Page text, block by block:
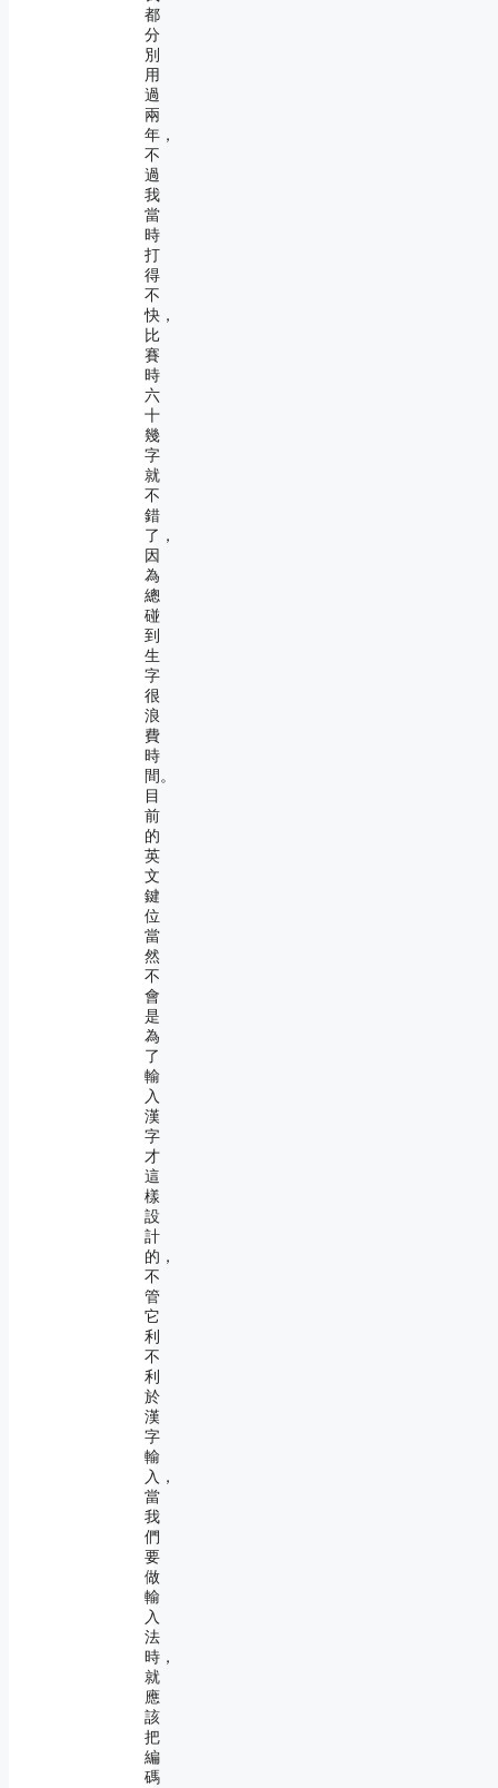
都
分
別
用
過
兩
年，
不
過
我
當
時
打
得
不
快，
比
賽
時
六
十
幾
字
就
不
錯
了，
因
為
總
碰
到
生
字
很
浪
費
時
間。
目
前
的
英
文
鍵
位
當
然
不
會
是
為
了
輸
入
漢
字
才
這
樣
設
計
的，
不
管
它
利
不
利
於
漢
字
輸
入，
當
我
們
要
做
輸
入
法
時，
就
應
該
把
編
碼